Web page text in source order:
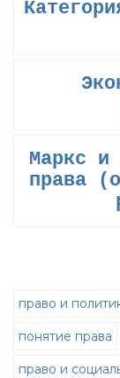
Маркс и
права
право и
понятие права
право и